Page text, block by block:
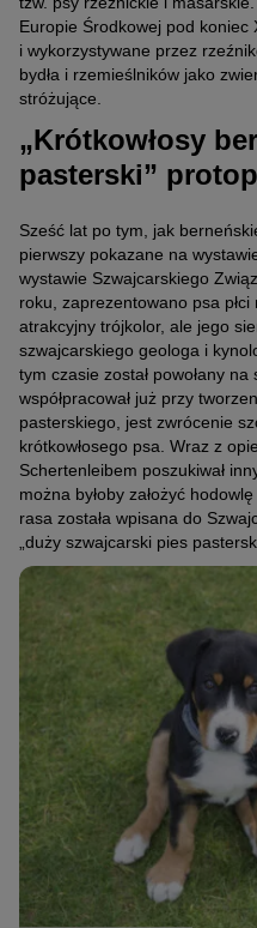
Europie Środkowej pod koniec
i wykorzystywane przez
bydła i rzemieślników jako
stróżujące.
„Krótkowłosy
pasterski”
Sześć lat po tym, jak
pierwszy pokazane na
wystawie Szwajcarskiego
roku, zaprezentowano psa
atrakcyjny trójkolor, ale jego
szwajcarskiego geologa i
tym czasie został powołany
współpracował już przy
pasterskiego, jest zwrócenie
krótkowłosego psa. Wraz z
Schertenleibem poszukiwał
można byłoby założyć
rasa została wpisana do
„duży szwajcarski pies